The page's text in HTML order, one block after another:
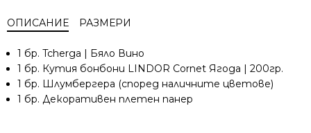
ОПИСАНИЕ РАЗМЕРИ
1 бр. Tcherga | Бяло Вино
1 бр. Кутия бонбони LINDOR Cornet Ягода | 200гр.
1 бр. Шлумбергера (според наличните цветове)
1 бр. Декоративен плетен панер